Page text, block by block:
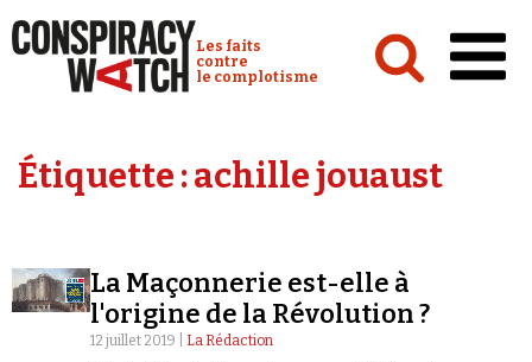
Conspiracy Watch :
Les faits
contre
le complotisme
Analyses
Vidéos
Émissions
Étiquette :achille jouaust
La Maçonnerie est-elle à
l'origine de la Révolution ?
12 juillet 2019 | La Rédaction